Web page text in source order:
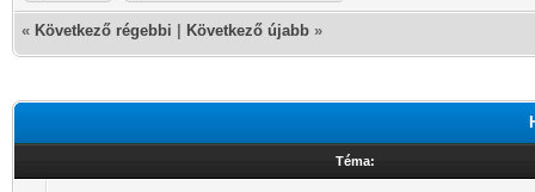
« Következő régebbi Következő újabb »
Téma: